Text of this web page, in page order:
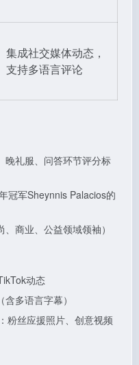
集成社交媒体动态，
支持多语言评论
晚礼服、问答环节评分标
冠军Sheynnis Palacios的
商业、公益领域领袖）
动态
多语言字幕）
粉丝应援照片、创意视频